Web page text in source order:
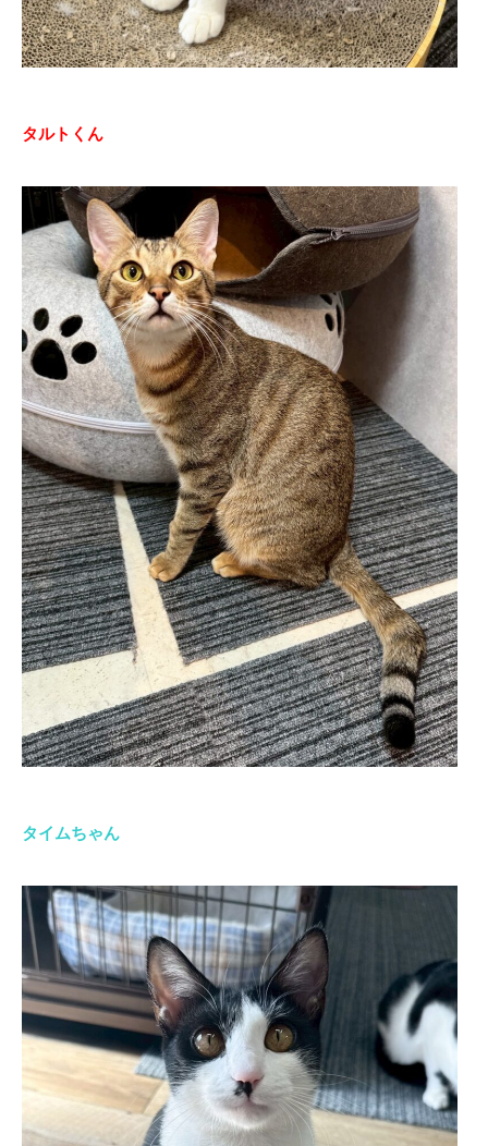
タルトくん
タイムちゃん